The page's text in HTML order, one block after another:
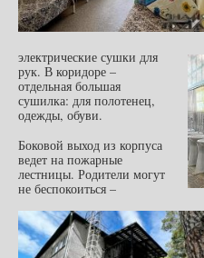
электрические сушки для
рук. В коридоре –
отдельная большая
сушилка: для полотенец,
одежды, обуви.
Боковой выход из корпуса
ведет на пожарные
лестницы. Родители могут
не беспокоиться –